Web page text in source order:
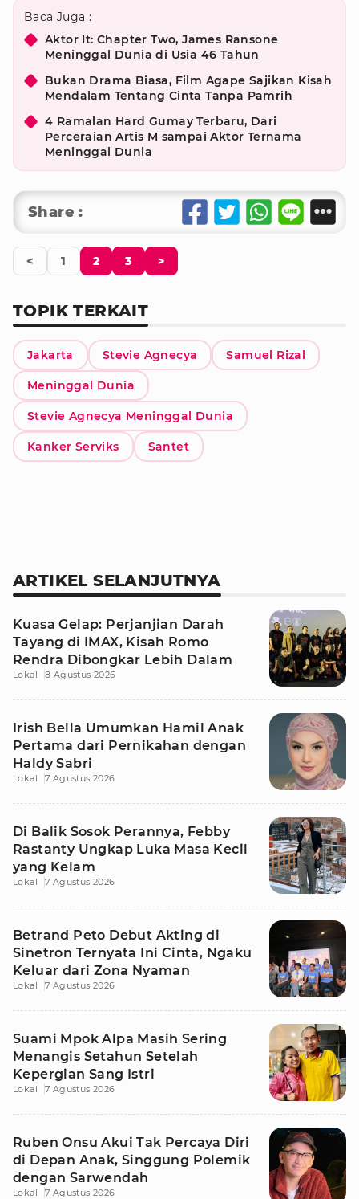
Baca Juga :
Aktor It: Chapter Two, James Ransone
Meninggal Dunia di Usia 46 Tahun
Bukan Drama Biasa, Film Agape Sajikan Kisah
Mendalam Tentang Cinta Tanpa Pamrih
4 Ramalan Hard Gumay Terbaru, Dari
Perceraian Artis M sampai Aktor Ternama
Meninggal Dunia
Share :
< 1 2 3 >
TOPIK TERKAIT
Jakarta Stevie Agnecya Samuel Rizal
Meninggal Dunia
Stevie Agnecya Meninggal Dunia
Kanker Serviks Santet
ARTIKEL SELANJUTNYA
Kuasa Gelap: Perjanjian Darah
Tayang di IMAX, Kisah Romo
Rendra Dibongkar Lebih Dalam
Lokal 8 Agustus 2026
Irish Bella Umumkan Hamil Anak
Pertama dari Pernikahan dengan
Haldy Sabri
Lokal 7 Agustus 2026
Di Balik Sosok Perannya, Febby
Rastanty Ungkap Luka Masa Kecil
yang Kelam
Lokal 7 Agustus 2026
Betrand Peto Debut Akting di
Sinetron Ternyata Ini Cinta, Ngaku
Keluar dari Zona Nyaman
Lokal 7 Agustus 2026
Suami Mpok Alpa Masih Sering
Menangis Setahun Setelah
Kepergian Sang Istri
Lokal 7 Agustus 2026
Ruben Onsu Akui Tak Percaya Diri
di Depan Anak, Singgung Polemik
dengan Sarwendah
Lokal 7 Agustus 2026